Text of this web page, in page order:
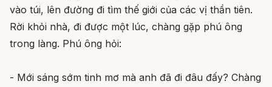
vào túi, lên đường đi tìm thế giới của các vị thần tiên.
Rời khỏi nhà, đi được một lúc, chàng gặp phú ông
trong làng. Phú ông hỏi:
- Mới sáng sớm tinh mơ mà anh đã đi đâu đấy? Chàng